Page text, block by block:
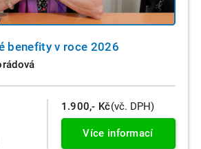
benefity v roce 2026
1.900,- Kč(vč. DPH)
Více informací